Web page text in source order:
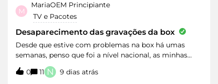
M
MariaOEM Principiante
TV e Pacotes
Desaparecimento das gravações da box
Desde que estive com problemas na box há umas
semanas, penso que foi a nível nacional, as minhas
gravações de séries que estavam na box
desapareceram e agora nem consigo meter séries a
0 11 N 9 dias atrás